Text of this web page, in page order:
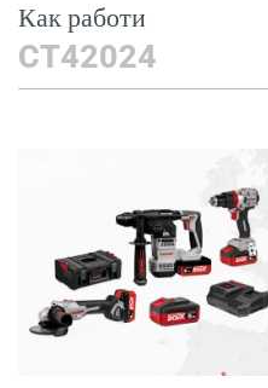
Как работи
CT42024